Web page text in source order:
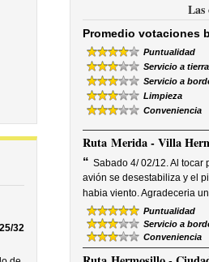
32
Las
Promedio votaciones
Puntualidad
Servicio a tierra
Servicio a
Limpieza
Conveniencia
Ruta Merida - Villa
“ Sabado 4/ 02/12. Al tocar
avión se desestabiliza y el
habia viento. Agradeceria
Puntualidad
Servicio a
Conveniencia